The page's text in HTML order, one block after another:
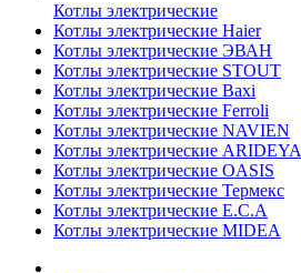
Котлы электрические
Котлы электрические Haier
Котлы электрические ЭВАН
Котлы электрические STOUT
Котлы электрические Baxi
Котлы электрические Ferroli
Котлы электрические NAVIEN
Котлы электрические ARIDEYA
Котлы электрические OASIS
Котлы электрические Термекс
Котлы электрические E.C.A
Котлы электрические MIDEA